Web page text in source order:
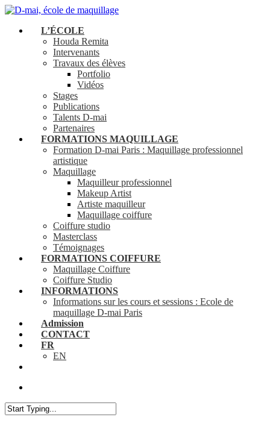
Skip
main
search
Menu
L’ÉCOLE
Houda Remita
Intervenants
Travaux des élèves
Portfolio
Vidéos
Stages
Publications
Talents D-mai
Partenaires
FORMATIONS MAQUILLAGE
Formation D-mai Paris : Maquillage professionnel
artistique
Maquillage
Maquilleur professionnel
Makeup Artist
Artiste maquilleur
Maquillage coiffure
Coiffure studio
Masterclass
Témoignages
FORMATIONS COIFFURE
Maquillage Coiffure
Coiffure Studio
INFORMATIONS
Informations sur les cours et sessions : Ecole de
maquillage D-mai Paris
Admission
CONTACT
FR
EN